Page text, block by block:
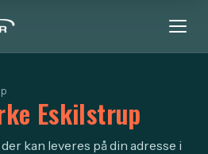
Eskilstrup
kan leveres på din adresse i